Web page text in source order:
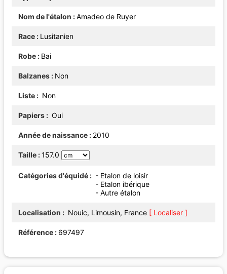
Nom de l'étalon Amadeo de Ruyer
Race Lusitanien
Robe Bai
Balzanes Non
Liste Non
Papiers Oui
Année de naissance 2010
Taille 157.0
Catégories d'équidé
- Etalon de loisir
- Etalon ibérique
- Autre étalon
Localisation Nouic, Limousin, France [ Localiser ]
Référence 697497